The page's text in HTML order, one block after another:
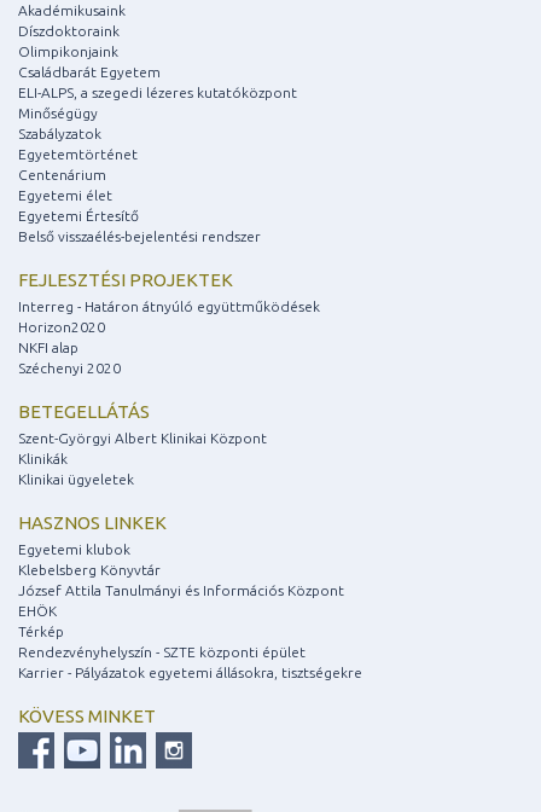
Akadémikusaink
Díszdoktoraink
Olimpikonjaink
Családbarát Egyetem
ELI-ALPS, a szegedi lézeres kutatóközpont
Minőségügy
Szabályzatok
Egyetemtörténet
Centenárium
Egyetemi élet
Egyetemi Értesítő
Belső visszaélés-bejelentési rendszer
FEJLESZTÉSI PROJEKTEK
Interreg - Határon átnyúló együttműködések
Horizon2020
NKFI alap
Széchenyi 2020
BETEGELLÁTÁS
Szent-Györgyi Albert Klinikai Központ
Klinikák
Klinikai ügyeletek
HASZNOS LINKEK
Egyetemi klubok
Klebelsberg Könyvtár
József Attila Tanulmányi és Információs Központ
EHÖK
Térkép
Rendezvényhelyszín - SZTE központi épület
Karrier - Pályázatok egyetemi állásokra, tisztségekre
KÖVESS MINKET